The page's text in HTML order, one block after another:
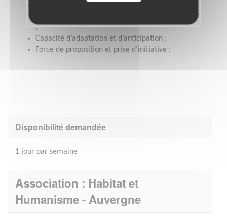
Bienveillance et ouverture d’esprit envers les
personnes en situation de précarité ou de fragilité
;
Capacité d’adaptation et d’anticipation ;
Force de proposition et prise d’initiative ;
Disponibilité demandée
1 jour par semaine
Association : Habitat et
Humanisme - Auvergne